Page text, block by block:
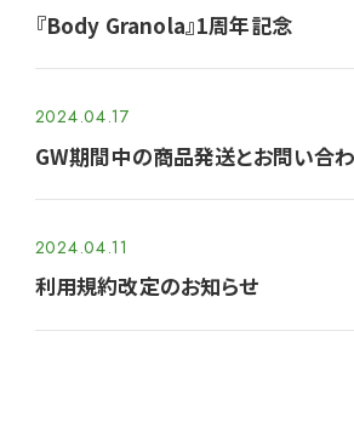
『Body Granola』1周年記念
2024.04.17
GW期間中の商品発送とお問い合
2024.04.11
利用規約改定のお知らせ